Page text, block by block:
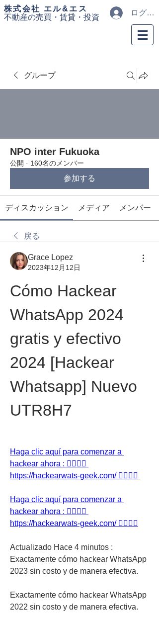
​株式会社 エル&エス
不動産の売買・ 賃貸・投資
ログイン
グループ
NPO inter Fukuoka
公開 · 160名のメンバー
参加する
ディスカッション メディア メンバー
戻る
Grace Lopez
2023年12月12日
Cómo Hackear
WhatsApp 2024
gratis y efectivo
2024 [Hackear
Whatsapp] Nuevo
UTR8H7
Haga clic aquí para comenzar a
hackear ahora : 👉🏻👉🏻
https://hackearwats-geek.com/ 👈🏻👈🏻
Haga clic aquí para comenzar a
hackear ahora : 👉🏻👉🏻
https://hackearwats-geek.com/ 👈🏻👈🏻
Actualizado Hace 4 minutos :
Exactamente cómo hackear WhatsApp
2023 sin costo y de manera efectiva.
Exactamente cómo hackear WhatsApp
2022 sin costo y de manera efectiva.